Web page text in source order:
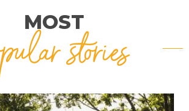
MOST
stories